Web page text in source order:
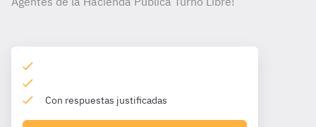
Con respuestas justificadas